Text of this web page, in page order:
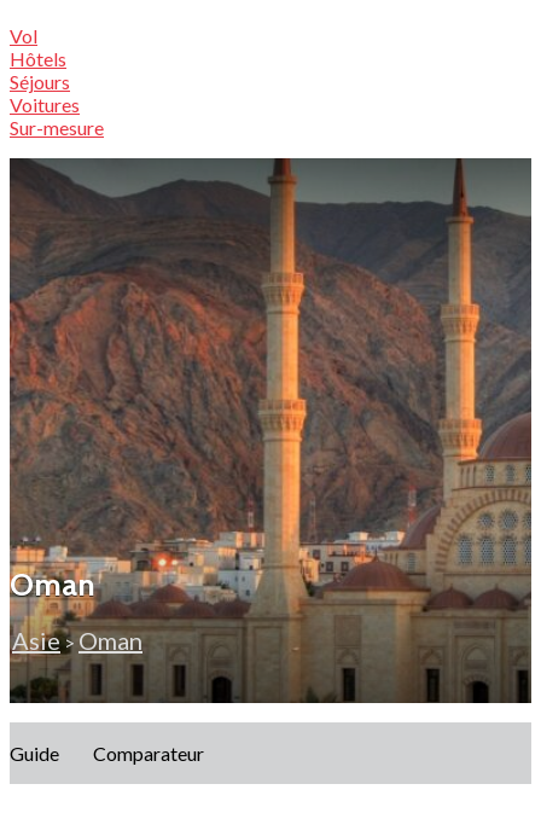
Vol
Hôtels
Séjours
Voitures
Sur-mesure
Oman
Asie> Oman
Guide Comparateur